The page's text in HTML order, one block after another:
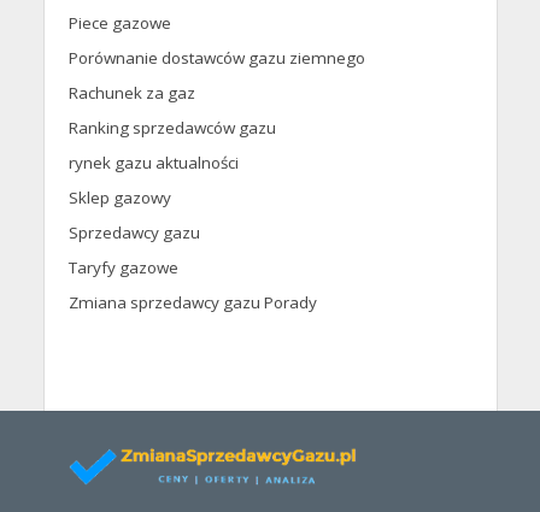
Piece gazowe
Porównanie dostawców gazu ziemnego
Rachunek za gaz
Ranking sprzedawców gazu
rynek gazu aktualności
Sklep gazowy
Sprzedawcy gazu
Taryfy gazowe
Zmiana sprzedawcy gazu Porady